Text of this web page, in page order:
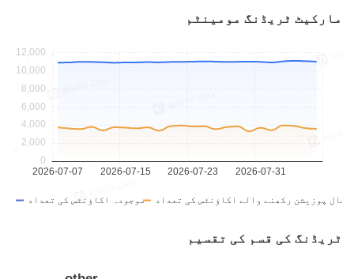
مارکیٹ ٹریڈنگ مومینٹم
ٹریڈنگ کی قسم کی تقسیم